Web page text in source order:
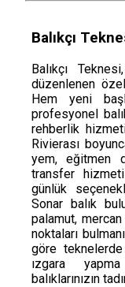
Balıkçı
Balıkçı
düzenlenen
Hem yeni
profesyonel
rehberlik
Rivierası
yem, eğitmen
transfer
günlük
Sonar balık
palamut,
noktaları
göre teknelerde
ızgara
balıklarınızın